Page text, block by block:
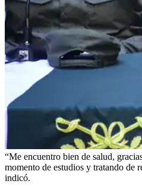
“Me encuentro bien de salud,
momento de estudios y tratando de
indicó.